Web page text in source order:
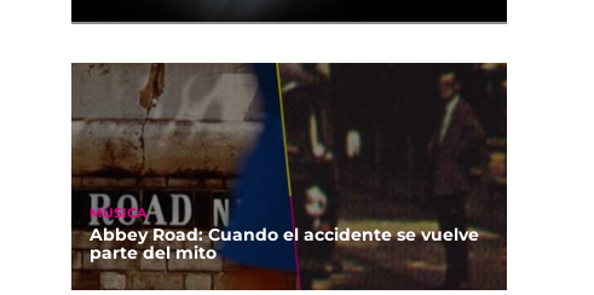
MÚSICA
Abbey Road: Cuando el accidente se vuelve
parte del mito